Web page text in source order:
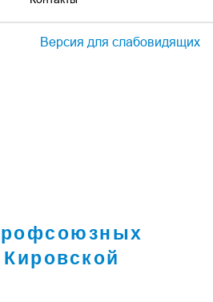
Версия для слабовидящих